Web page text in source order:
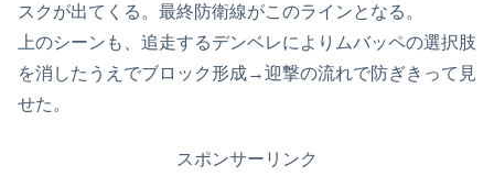
スクが出てくる。最終防衛線がこのラインとなる。
上のシーンも、追走するデンベレによりムバッペの選択肢
を消したうえでブロック形成→迎撃の流れで防ぎきって見
せた。
スポンサーリンク